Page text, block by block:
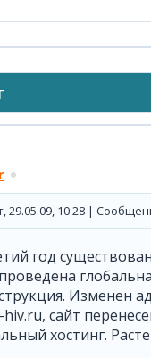
29.05.09, 10:28 |
год
Изменен
сайт
хостинг.